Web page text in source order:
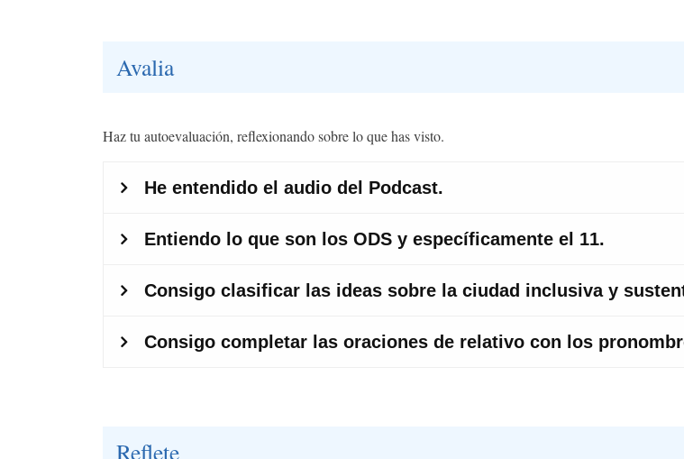
Avalia
Haz tu autoevaluación, reflexionando sobre lo que has visto.
Reflete